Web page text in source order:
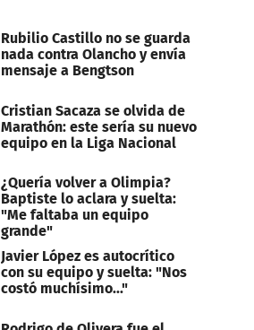
Rubilio Castillo no se guarda
nada contra Olancho y envía
mensaje a Bengtson
Cristian Sacaza se olvida de
Marathón: este sería su nuevo
equipo en la Liga Nacional
¿Quería volver a Olimpia?
Baptiste lo aclara y suelta:
"Me faltaba un equipo
grande"
Javier López es autocrítico
con su equipo y suelta: "Nos
costó muchísimo..."